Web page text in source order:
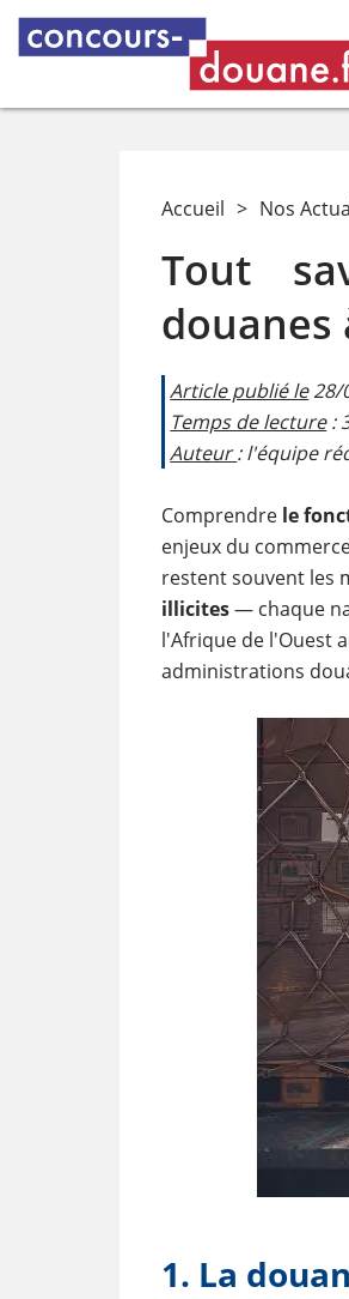
Accueil > Nos
Tout
Article publié le28/
Temps de lecture:
Auteur: l'équipe
Comprendre le
enjeux du
restent souvent les
illicites— chaque
l'Afrique de l'Ouest
administrations
1. La